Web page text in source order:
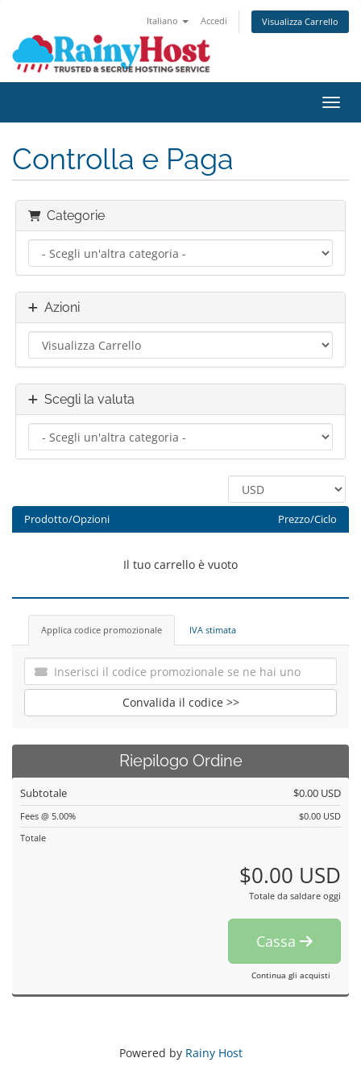
Italiano Accedi Visualizza Carrello
Controlla e Paga
Categorie
Azioni
Scegli la valuta
Prodotto/Opzioni Prezzo/Ciclo
Il tuo carrello è vuoto
Applica codice promozionale IVA stimata
Convalida il codice >>
Riepilogo Ordine
Subtotale $0.00 USD
Fees @ 5.00%
$0.00 USD
Totale
$0.00 USD
Totale da saldare oggi
Cassa
Continua gli acquisti
Powered by Rainy Host